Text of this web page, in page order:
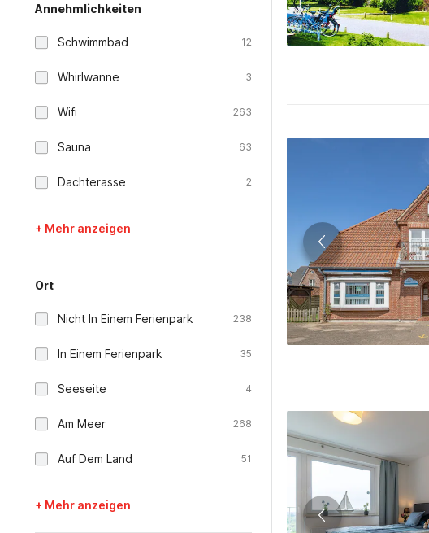
Annehmlichkeiten
Schwimmbad 12
Whirlwanne 3
Wifi 263
Sauna 63
Dachterasse 2
+ Mehr anzeigen
Ort
Nicht In Einem Ferienpark 238
In Einem Ferienpark 35
Seeseite 4
Am Meer 268
Auf Dem Land 51
+ Mehr anzeigen